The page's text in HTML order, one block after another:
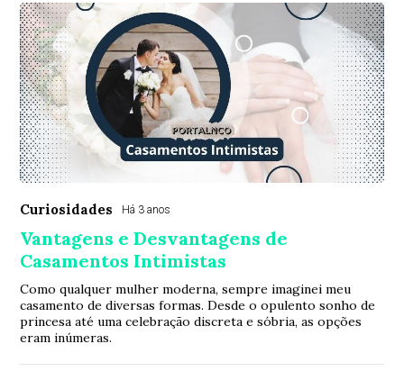
Curiosidades Há 3 anos
Vantagens e Desvantagens de
Casamentos Intimistas
Como qualquer mulher moderna, sempre imaginei meu
casamento de diversas formas. Desde o opulento sonho de
princesa até uma celebração discreta e sóbria, as opções
eram inúmeras.